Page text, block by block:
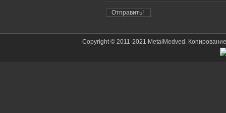
Copyright © 2011-2021 MetalMedved.